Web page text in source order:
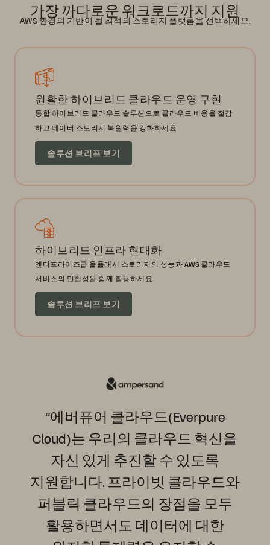
가장 까다로운 워크로드까지 지원
AWS 환경의 기반이 될 최적의 스토리지 플랫폼을 선택하세요.
원활한 하이브리드 클라우드 운영 구현
통합 하이브리드 클라우드 솔루션으로 클라우드 비용을 절감
하고 데이터 스토리지 복원력을 강화하세요.
솔루션 브리프 보기
하이브리드 인프라 현대화
엔터프라이즈급 올플래시 스토리지의 성능과 AWS 클라우드
서비스의 민첩성을 함께 활용하세요.
솔루션 브리프 보기
“에버퓨어 클라우드(Everpure
Cloud)는 우리의 클라우드 혁신을
자신 있게 추진할수 있도록
지원합니다. 프라이빗 클라우드와
퍼블릭 클라우드의 장점을 모두
활용하면서도 데이터에 대한